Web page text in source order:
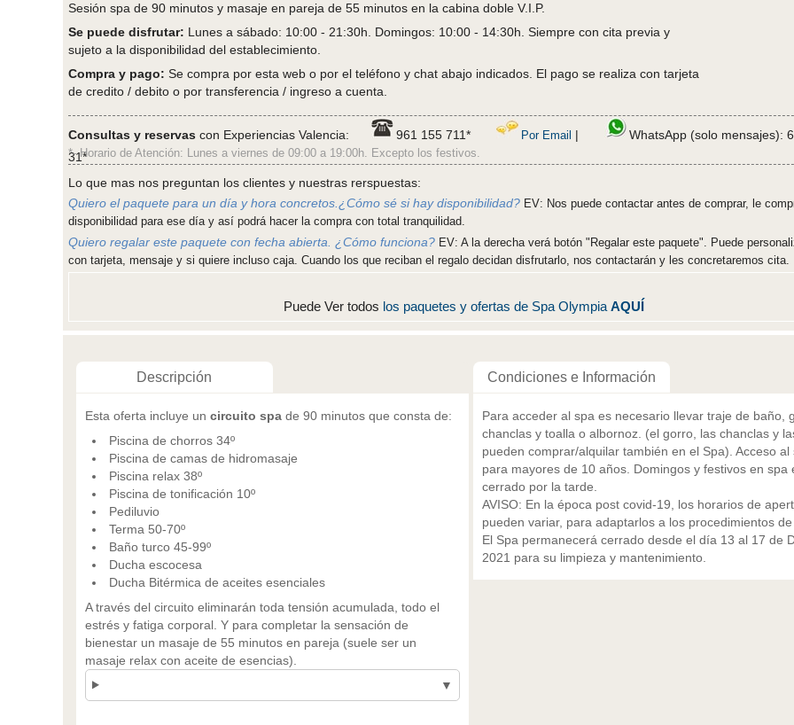
Sesión spa de 90 minutos y masaje en pareja de 55 minutos en la cabina doble V.I.P.
Se puede disfrutar: Lunes a sábado: 10:00 - 21:30h. Domingos: 10:00 - 14:30h. Siempre con cita previa y
sujeto a la disponibilidad del establecimiento.
Compra y pago: Se compra por esta web o por el teléfono y chat abajo indicados. El pago se realiza con tarjeta
de credito / debito o por transferencia / ingreso a cuenta.
Consultas y reservas con Experiencias Valencia: 961 155 711* Por Email |
WhatsApp (solo mensajes):
31*
*- Horario de Atención: Lunes a viernes de 09:00 a 19:00h. Excepto los festivos.
Lo que mas nos preguntan los clientes y nuestras rerspuestas:
Quiero el paquete para un día y hora concretos.¿Cómo sé si hay disponibilidad? EV: Nos puede contactar antes de comprar, le
disponibilidad para ese día y así podrá hacer la compra con total tranquilidad.
Quiero regalar este paquete con fecha abierta. ¿Cómo funciona? EV: A la derecha verá botón "Regalar este paquete". Puede
con tarjeta, mensaje y si quiere incluso caja. Cuando los que reciban el regalo decidan disfrutarlo, nos contactarán y les concretaremos cita.
Puede Ver todos los paquetes y ofertas de Spa OlympiaAQUÍ
Descripción Condiciones e Información
Esta oferta incluye un circuito spa de 90 minutos que consta de:
Piscina de chorros 34º
Piscina de camas de hidromasaje
Piscina relax 38º
Piscina de tonificación 10º
Pediluvio
Terma 50-70º
Baño turco 45-99º
Ducha escocesa
Ducha Bitérmica de aceites esenciales
A través del circuito eliminarán toda tensión acumulada, todo el
estrés y fatiga corporal. Y para completar la sensación de
bienestar un masaje de 55 minutos en pareja (suele ser un
masaje relax con aceite de esencias).
Para acceder al spa es necesario llevar traje de baño,
chanclas y toalla o albornoz. (el gorro, las chanclas y
pueden comprar/alquilar también en el Spa). Acceso al
para mayores de 10 años. Domingos y festivos en spa
cerrado por la tarde.
AVISO: En la época post covid-19, los horarios de
pueden variar, para adaptarlos a los procedimientos de
El Spa permanecerá cerrado desde el día 13 al 17 de
2021 para su limpieza y mantenimiento.